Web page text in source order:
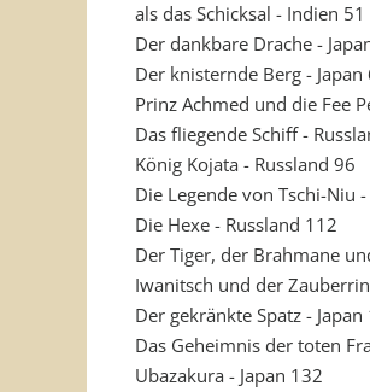
als das Schicksal - Indien 51
Der dankbare Drache -
Der knisternde Berg - Japan
Prinz Achmed und die Fee
Das fliegende Schiff -
König Kojata - Russland 96
Die Legende von Tschi-Niu
Die Hexe - Russland 112
Der Tiger, der Brahmane
Iwanitsch und der
Der gekränkte Spatz - Japan
Das Geheimnis der toten
Ubazakura - Japan 132